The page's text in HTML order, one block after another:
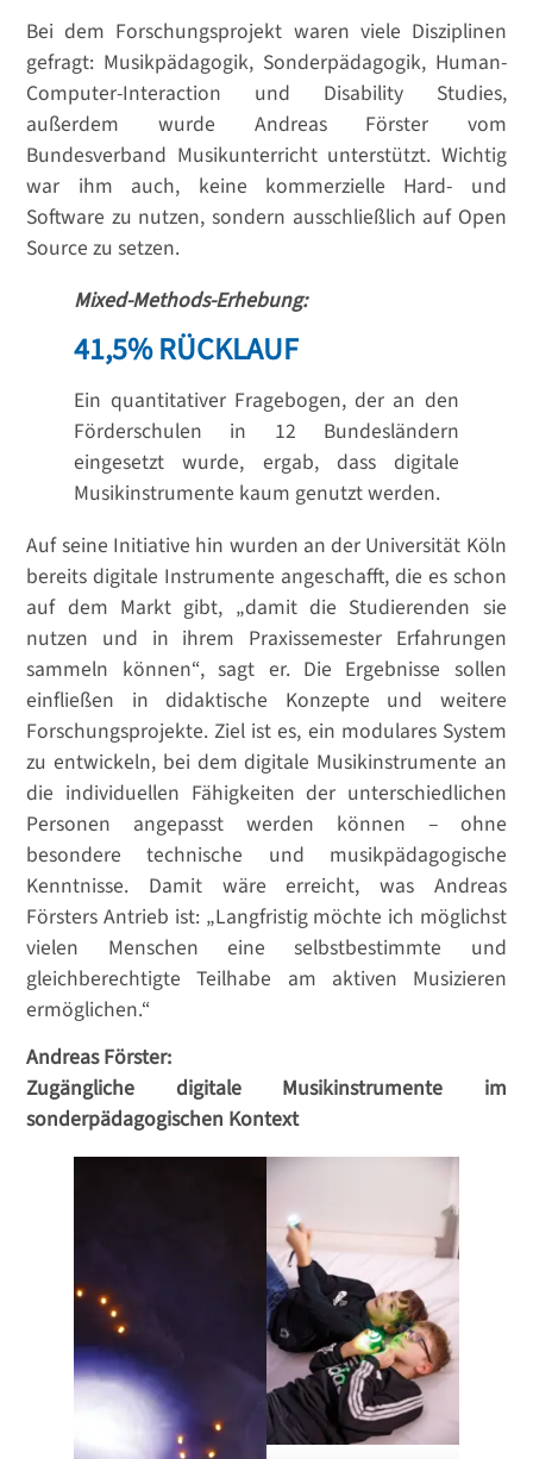
Bei dem Forschungsprojekt waren viele Disziplinen
gefragt: Musikpädagogik, Sonderpädagogik, Human-
Computer-Interaction und Disability Studies,
außerdem wurde Andreas Förster vom
Bundesverband Musikunterricht unterstützt. Wichtig
war ihm auch, keine kommerzielle Hard- und
Software zu nutzen, sondern ausschließlich auf Open
Source zu setzen.
Mixed-Methods-Erhebung:
41,5% RÜCKLAUF
Ein quantitativer Fragebogen, der an den
Förderschulen in 12 Bundesländern
eingesetzt wurde, ergab, dass digitale
Musikinstrumente kaum genutzt werden.
Auf seine Initiative hin wurden an der Universität Köln
bereits digitale Instrumente angeschafft, die es schon
auf dem Markt gibt, „damit die Studierenden sie
nutzen und in ihrem Praxissemester Erfahrungen
sammeln können“, sagt er. Die Ergebnisse sollen
einfließen in didaktische Konzepte und weitere
Forschungsprojekte. Ziel ist es, ein modulares System
zu entwickeln, bei dem digitale Musikinstrumente an
die individuellen Fähigkeiten der unterschiedlichen
Personen angepasst werden können – ohne
besondere technische und musikpädagogische
Kenntnisse. Damit wäre erreicht, was Andreas
Försters Antrieb ist: „Langfristig möchte ich möglichst
vielen Menschen eine selbstbestimmte und
gleichberechtigte Teilhabe am aktiven Musizieren
ermöglichen.“
Andreas Förster:
Zugängliche digitale Musikinstrumente im
sonderpädagogischen Kontext